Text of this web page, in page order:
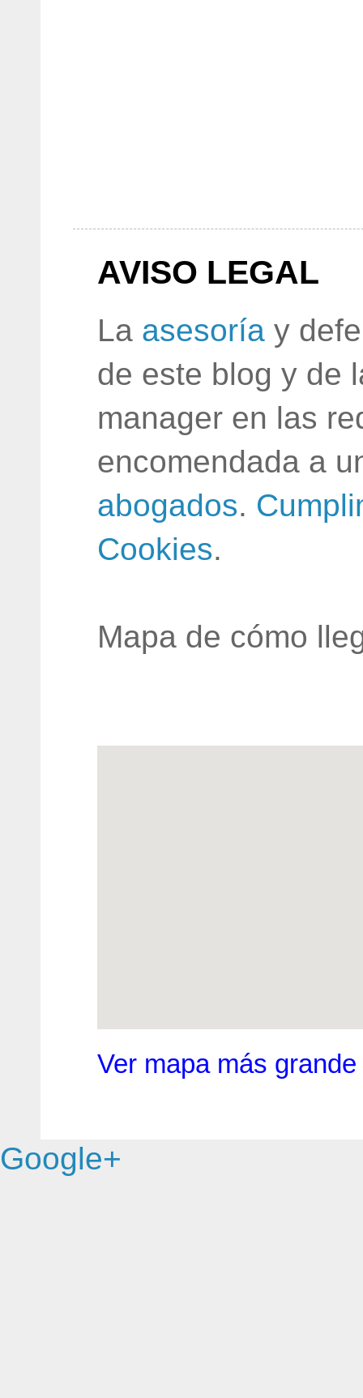
AVISO LEGAL
La asesoría y
de este blog y de
manager en las
encomendada a
abogados.
Cookies.
Mapa de cómo
Ver mapa más grande
Google+